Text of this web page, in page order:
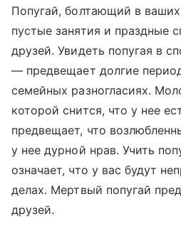
Попугай, болтающий в ваших
пустые занятия и праздные
друзей. Увидеть попугая в
— предвещает долгие
семейных разногласиях.
которой снится, что у нее
предвещает, что
у нее дурной нрав. Учить
означает, что у вас будут
делах. Мертвый попугай
друзей.